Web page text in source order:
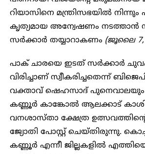
റിയാസിനെ മന്ത്രിസഭയിൽ നിന്നും
കൃത്യമായ അന്വേഷണം നടത്താൻ
സർക്കാർ തയ്യാറാകണം (ജൂലൈ 7,
പാക് ചാരയെ ഇടത് സർക്കാർ
വിരിച്ചാണ് സ്വീകരിച്ചതെന്ന്
വക്താവ് ഷെഹസാദ് പുനെവാലയും
കണ്ണൂർ കാങ്കോൽ ആലക്കാട്
വനശാസ്താ ക്ഷേത്ര
ജ്യോതി പോസ്റ്റ് ചെയ്തിരുന്നു.
കണ്ണൂർ എന്നീ ജില്ലകളിൽ